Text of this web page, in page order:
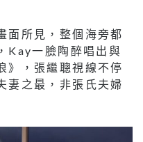
面所見，整個海旁都
Kay一臉陶醉唱出與
》，張繼聰視線不停
妻之最，非張氏夫婦